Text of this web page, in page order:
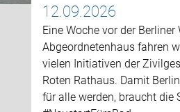
12.09.2026
Eine Woche vor der Berliner
Abgeordnetenhaus fahren
vielen Initiativen der
Roten Rathaus. Damit
für alle werden, braucht die